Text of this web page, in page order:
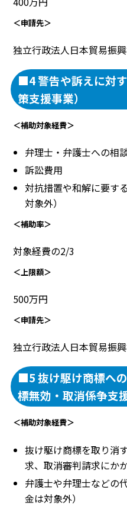
＜申請先＞
独立行政法人日本貿易振
■4 警告や訴えに対
策支援事業）
＜補助対象経費＞
弁理士・弁護士への相
訴訟費用
対抗措置や和解に要す
対象外）
＜補助率＞
対象経費の2/3
＜上限額＞
500万円
＜申請先＞
独立行政法人日本貿易振
■5 抜け駆け商標へ
標無効・取消係争支
＜補助対象経費＞
抜け駆け商標を取り消
求、取消審判請求にか
弁護士や弁理士などの
金は対象外）